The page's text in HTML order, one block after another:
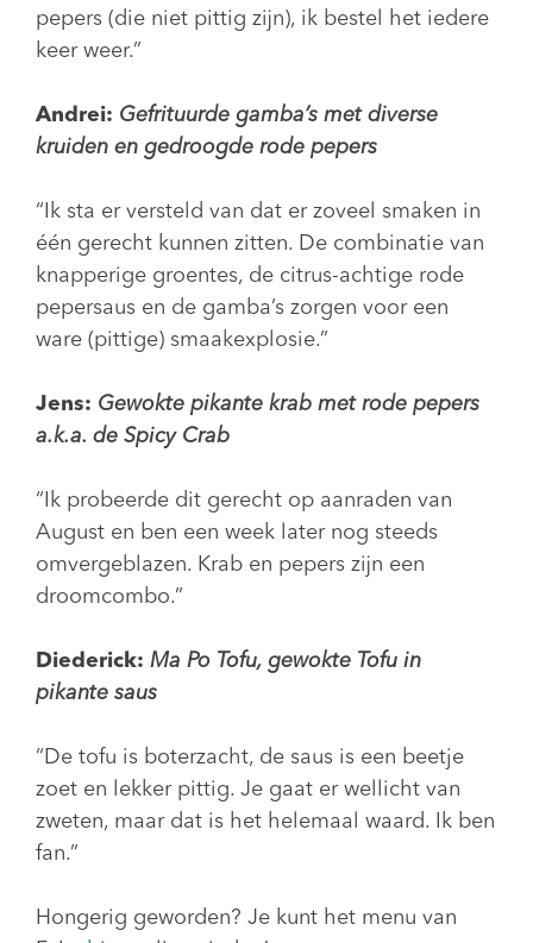
pepers (die niet pittig zijn), ik bestel het iedere
keer weer.”
Andrei: Gefrituurde gamba’s met diverse
kruiden en gedroogde rode pepers
“Ik sta er versteld van dat er zoveel smaken in
één gerecht kunnen zitten. De combinatie van
knapperige groentes, de citrus-achtige rode
pepersaus en de gamba’s zorgen voor een
ware (pittige) smaakexplosie.”
Jens: Gewokte pikante krab met rode pepers
a.k.a. de Spicy Crab
“Ik probeerde dit gerecht op aanraden van
August en ben een week later nog steeds
omvergeblazen. Krab en pepers zijn een
droomcombo.”
Diederick: Ma Po Tofu, gewokte Tofu in
pikante saus
“De tofu is boterzacht, de saus is een beetje
zoet en lekker pittig. Je gaat er wellicht van
zweten, maar dat is het helemaal waard. Ik ben
fan.”
Hongerig geworden? Je kunt het menu van